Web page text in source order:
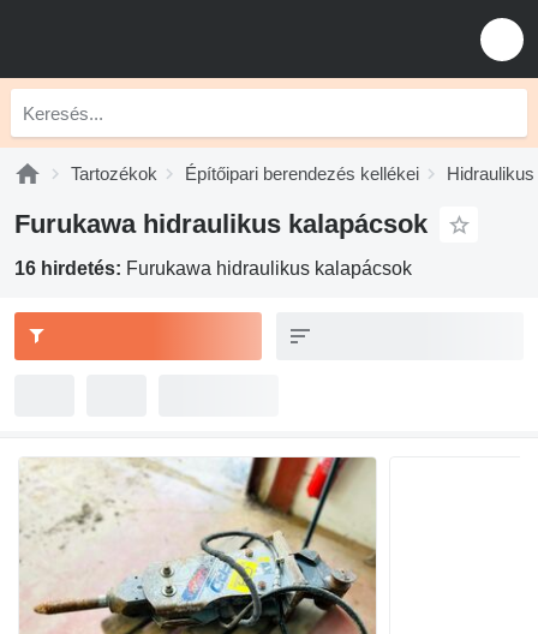
Tartozékok Építőipari berendezés kellékei
Furukawa hidraulikus kalapácsok
16 hirdetés: Furukawa hidraulikus kalapácsok